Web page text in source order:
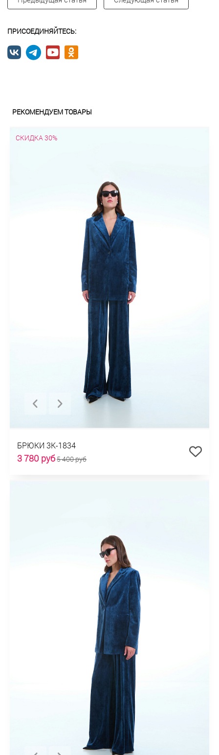
ПРИСОЕДИНЯЙТЕСЬ:
РЕКОМЕНДУЕМ ТОВАРЫ
СКИДКА 30%
БРЮКИ 3К-1834
3 780 руб5 400 руб